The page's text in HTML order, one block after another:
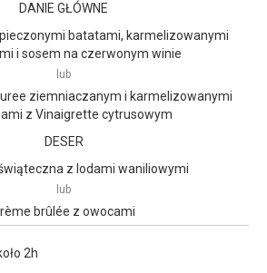
DANIE GŁÓWNE
batatami, karmelizowanymi
i sosem na czerwonym winie
lub
ziemniaczanym i karmelizowanymi
z Vinaigrette cytrusowym
DESER
z lodami waniliowymi
lub
brûlée z owocami
2h